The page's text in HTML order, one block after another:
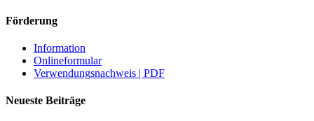
Förderung
Information
Onlineformular
Verwendungsnachweis | PDF
Neueste Beiträge